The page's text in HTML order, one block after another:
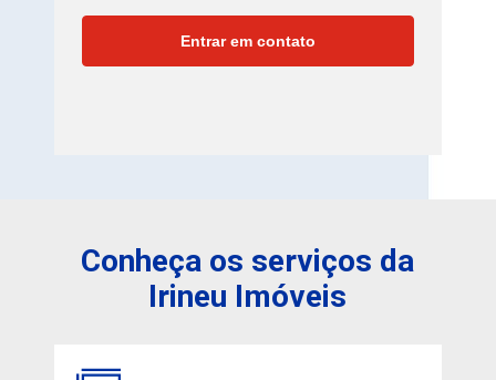
Conheça os serviços da
Irineu Imóveis